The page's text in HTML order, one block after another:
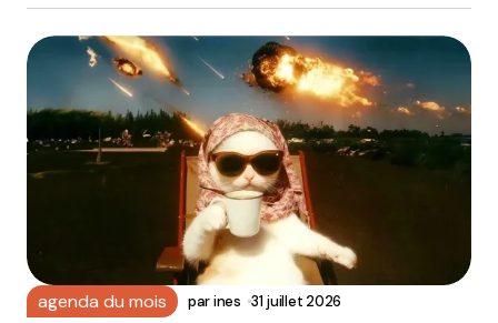
agenda du mois parines 31 juillet 2026